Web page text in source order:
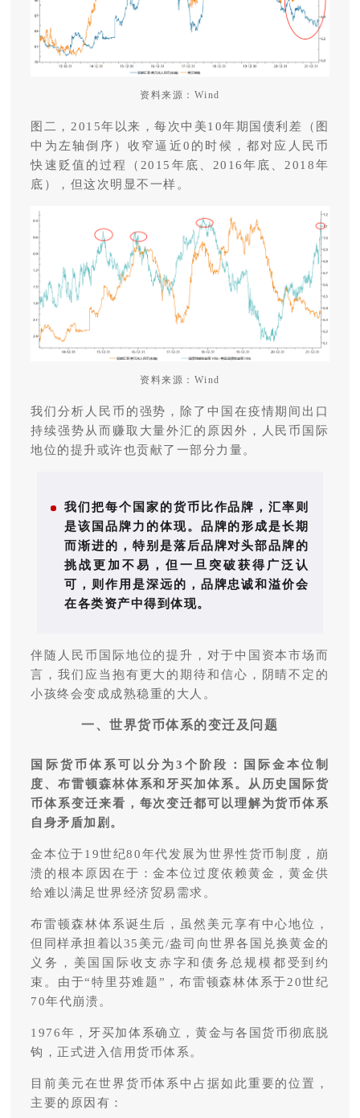
资料来源：Wind
图二，2015年以来，每次中美10年期国债利差（图
中为左轴倒序）收窄逼近0的时候，都对应人民币
快速贬值的过程（2015年底、2016年底、2018年
底），但这次明显不一样。
资料来源：Wind
我们分析人民币的强势，除了中国在疫情期间出口
持续强势从而赚取大量外汇的原因外，人民币国际
地位的提升或许也贡献了一部分力量。
我们把每个国家的货币比作品牌，汇率则
是该国品牌力的体现。品牌的形成是长期
而渐进的，特别是落后品牌对头部品牌的
挑战更加不易，但一旦突破获得广泛认
可，则作用是深远的，品牌忠诚和溢价会
在各类资产中得到体现。
伴随人民币国际地位的提升，对于中国资本市场而
言，我们应当抱有更大的期待和信心，阴晴不定的
小孩终会变成成熟稳重的大人。
一、世界货币体系的变迁及问题
国际货币体系可以分为3个阶段：国际金本位制
度、布雷顿森林体系和牙买加体系。从历史国际货
币体系变迁来看，每次变迁都可以理解为货币体系
自身矛盾加剧。
金本位于19世纪80年代发展为世界性货币制度，崩
溃的根本原因在于：金本位过度依赖黄金，黄金供
给难以满足世界经济贸易需求。
布雷顿森林体系诞生后，虽然美元享有中心地位，
但同样承担着以35美元/盎司向世界各国兑换黄金的
义务，美国国际收支赤字和债务总规模都受到约
束。由于“特里芬难题”，布雷顿森林体系于20世纪
70年代崩溃。
1976年，牙买加体系确立，黄金与各国货币彻底脱
钩，正式进入信用货币体系。
目前美元在世界货币体系中占据如此重要的位置，
主要的原因有：